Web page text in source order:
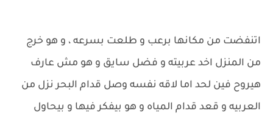
اتنفضت من مكانها برعب و طلعت بسرعه ، و هو خرج
من المنزل اخد عربيته و فضل سايق و هو مش عارف
هيروح فين لحد اما لاقه نفسه وصل قدام البحر نزل من
العربيه و قعد قدام المياه و هو بيفكر فيها و بيحاول